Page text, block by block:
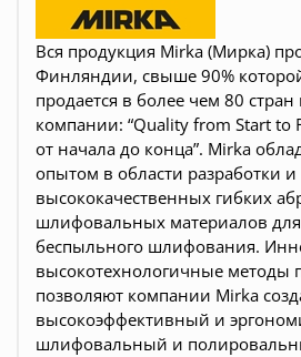
Вся продукция Mirka (Мирка)
Финляндии, свыше 90%
продается в более чем 80
компании: “Quality from Start to
от начала до конца”. Mirka
опытом в области разработки и
высококачественных гибких
шлифовальных материалов
беспыльного шлифования.
высокотехнологичные методы
позволяют компании Mirka
высокоэффективный и
шлифовальный и